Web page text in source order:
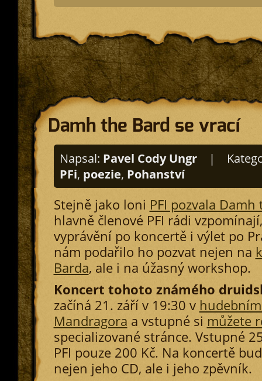
Damh the Bard se vrací
Napsal: Pavel Cody Ungr |
PFi, poezie, Pohanství
Stejně jako loni PFI pozvala Damh
hlavně členové PFI rádi
vyprávění po koncertě i výlet po
nám podařilo ho pozvat nejen na
Barda, ale i na úžasný workshop.
Koncert tohoto známého
začíná 21. září v 19:30 v
Mandragora a vstupné si můžete
specializované stránce. Vstupné
PFI pouze 200 Kč. Na koncertě
nejen jeho CD, ale i jeho zpěvník.